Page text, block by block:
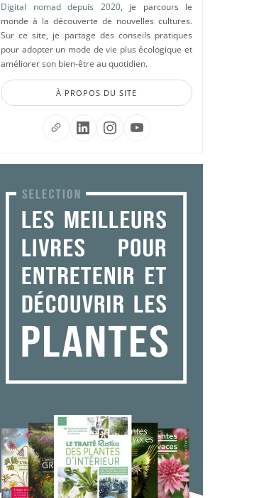
Digital nomad depuis 2020, je parcours le
monde à la découverte de nouvelles cultures.
Sur ce site, je partage des conseils pratiques
pour adopter un mode de vie plus écologique et
améliorer son bien-être au quotidien.
À PROPOS DU SITE